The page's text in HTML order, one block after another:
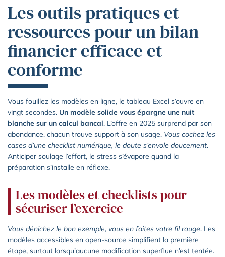
Les outils pratiques et
ressources pour un bilan
financier efficace et
conforme
Vous fouillez les modèles en ligne, le tableau Excel s’ouvre en
vingt secondes. Un modèle solide vous épargne une nuit
blanche sur un calcul bancal. L’offre en 2025 surprend par son
abondance, chacun trouve support à son usage. Vous cochez les
cases d’une checklist numérique, le doute s’envole doucement.
Anticiper soulage l’effort, le stress s’évapore quand la
préparation s’installe en réflexe.
Les modèles et checklists pour
sécuriser l’exercice
Vous dénichez le bon exemple, vous en faites votre fil rouge. Les
modèles accessibles en open-source simplifient la première
étape, surtout lorsqu’aucune modification superflue n’est tentée.